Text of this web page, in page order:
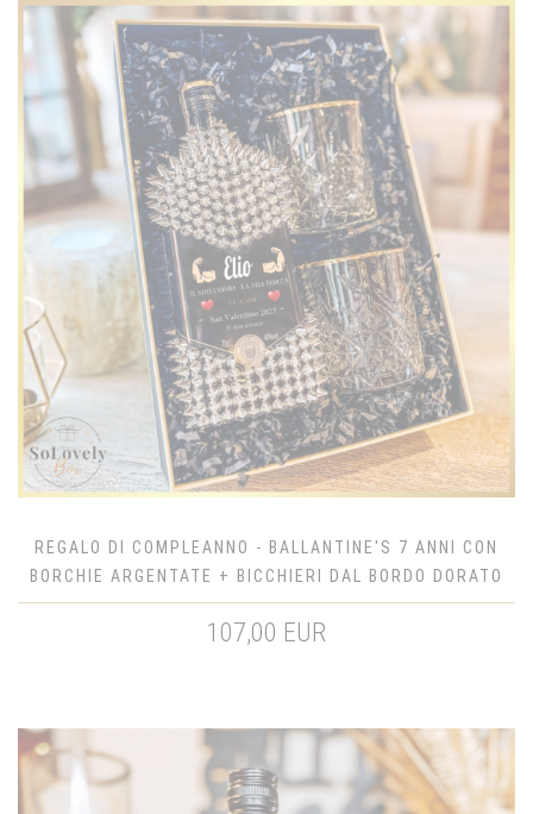
REGALO DI COMPLEANNO - BALLANTINE'S 7 ANNI CON
BORCHIE ARGENTATE + BICCHIERI DAL BORDO DORATO
107,00 EUR